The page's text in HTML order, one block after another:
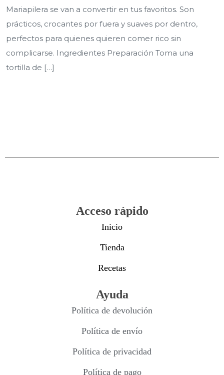
Mariapilera se van a convertir en tus favoritos. Son
prácticos, crocantes por fuera y suaves por dentro,
perfectos para quienes quieren comer rico sin
complicarse. Ingredientes Preparación Toma una
tortilla de […]
Acceso rápido
Inicio
Tienda
Recetas
Ayuda
Política de devolución
Política de envío
Política de privacidad
Política de pago